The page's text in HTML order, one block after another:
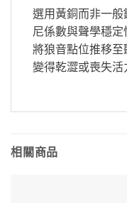
選用黃銅而非一
尼係數與聲學穩定
將狼音點位推移
變得乾澀或喪失活
相關商品